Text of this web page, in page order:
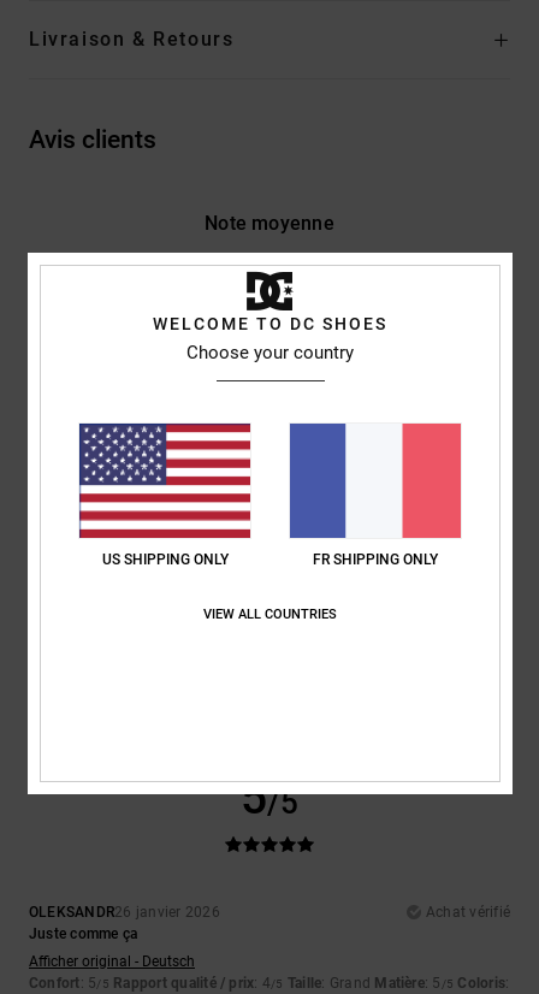
Livraison & Retours
Avis clients
Note moyenne
4.5
2 avis vérifiés
depuis janvier 2026
50% de nos clients recommandent ce produit
Confort
5.0
5.0
5/5
OLEKSANDR26 janvier 2026
Achat vérifié
Juste comme ça
Afficher original - Deutsch
Confort: 5/5 Rapport qualité / prix: 4/5 Taille: Grand Matière: 5 /5 Coloris:
WELCOME TO DC SHOES
Choose your country
US SHIPPING ONLY FR SHIPPING ONLY
VIEW ALL COUNTRIES